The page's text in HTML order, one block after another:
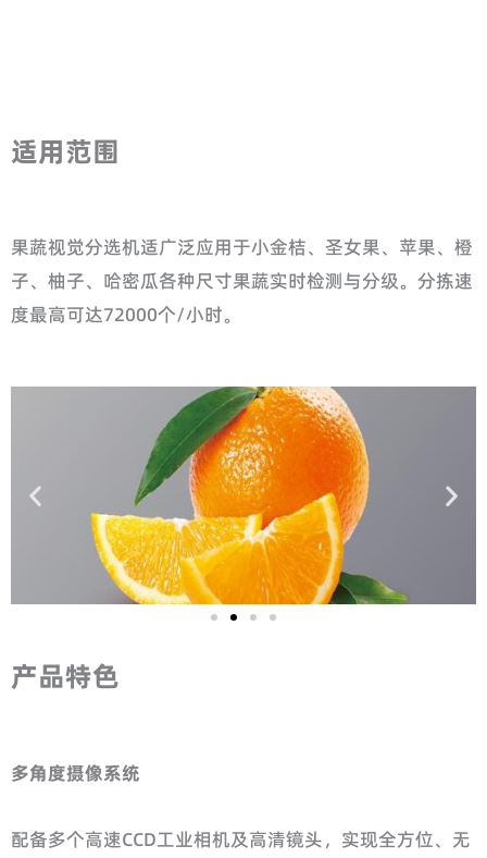
适用范围
果蔬视觉分选机适广泛应用于小金桔、圣女果、苹果、橙
子、柚子、哈密瓜各种尺寸果蔬实时检测与分级。分拣速
度最高可达72000个/小时。
产品特色
多角度摄像系统
配备多个高速CCD工业相机及高清镜头，实现全方位、无